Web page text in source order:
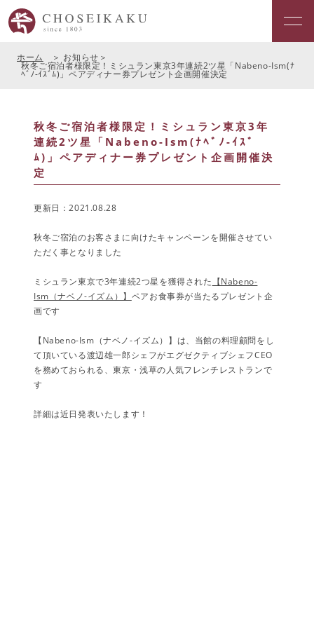
ホーム お知らせ
秋冬ご宿泊者様限定！ミシュラン東京3年連続2ツ星「Nabeno-Ism(ﾅ
ﾍﾞﾉ-ｲｽﾞﾑ)」ペアディナー券プレゼント企画開催決定
秋冬ご宿泊者様限定！ミシュラン東京3年
連続2ツ星「Nabeno-Ism(ﾅﾍﾞﾉ-ｲｽﾞ
ﾑ)」ペアディナー券プレゼント企画開催決
定
更新日：2021.08.28
秋冬ご宿泊のお客さまに向けたキャンペーンを開催させてい
ただく事となりました
ミシュラン東京で3年連続2つ星を獲得された 【Nabeno-
Ism（ナベノ-イズム）】 ペアお食事券が当たるプレゼント企
画です
【Nabeno-Ism（ナベノ-イズム）】は、当館の料理顧問をし
て頂いている渡辺雄一郎シェフがエグゼクティブシェフCEO
を務めておられる、東京・浅草の人気フレンチレストランで
す
詳細は近日発表いたします！